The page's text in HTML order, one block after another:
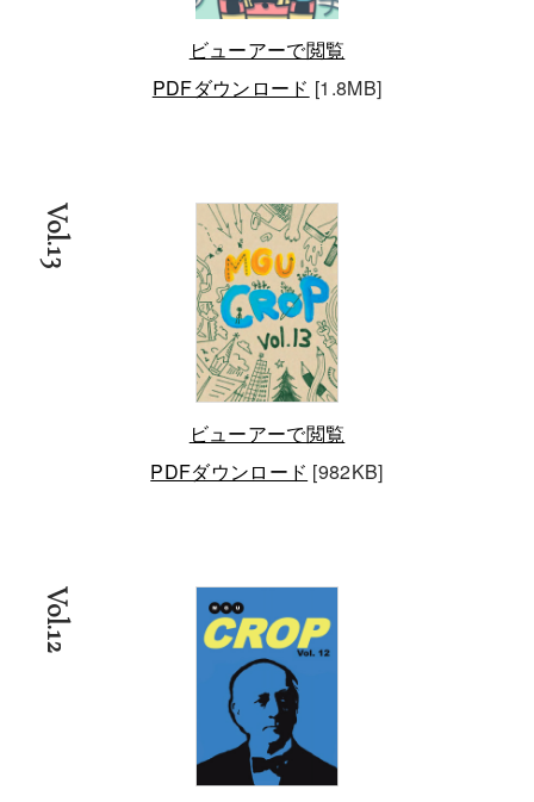
ビューアーで閲覧
PDFダウンロード [1.8MB]
ビューアーで閲覧
PDFダウンロード [982KB]
Vol.13
Vol.12